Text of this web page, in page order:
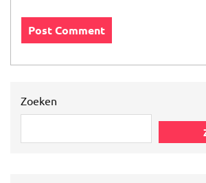
Zoeken